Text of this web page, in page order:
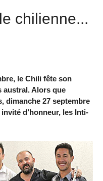
chilienne...
le Chili fête son
austral. Alors que
dimanche 27 septembre
d’honneur, les Inti-